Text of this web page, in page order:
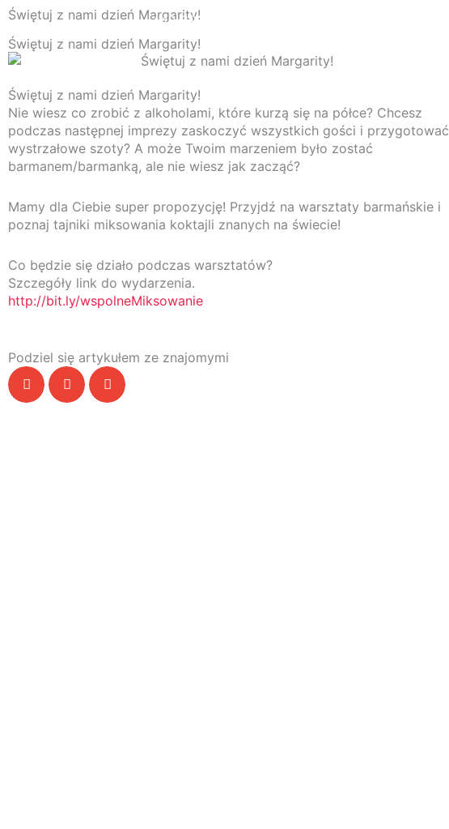
Przejdź
treści
+48 692 303 263
Świętuj z nami dzień Margarity!
Świętuj z nami dzień Margarity!
Świętuj z nami dzień Margarity!
Nie wiesz co zrobić z alkoholami, które kurzą się na półce? Chcesz
podczas następnej imprezy zaskoczyć wszystkich gości i przygotować
wystrzałowe szoty? A może Twoim marzeniem było zostać
barmanem/barmanką, ale nie wiesz jak zacząć?
Mamy dla Ciebie super propozycję! Przyjdź na warsztaty barmańskie i
poznaj tajniki miksowania koktajli znanych na świecie!
Co będzie się działo podczas warsztatów?
Szczegóły link do wydarzenia.
http://bit.ly/wspolneMiksowanie
Podziel się artykułem ze znajomymi